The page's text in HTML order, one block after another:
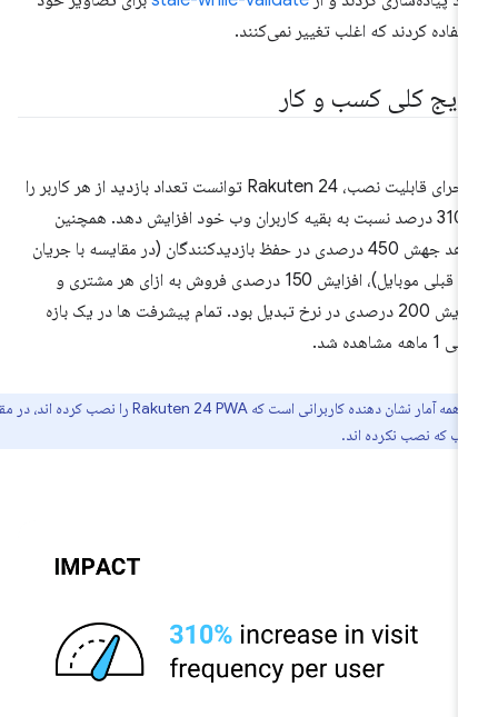
کردند که اغلب تغییر نمی‌کنند.
کلی کسب و کار
با اجرای قابلیت نصب، Rakuten 24 توانست تعداد بازدید از هر کاربر را
تا 310 درصد نسبت به بقیه کاربران وب خود افزایش دهد. همچنین
شاهد جهش 450 درصدی در حفظ بازدیدکنندگان (در مقایسه با جریان
وب قبلی موبایل)، افزایش 150 درصدی فروش به ازای هر مشتری و
افزایش 200 درصدی در نرخ تبدیل بود. تمام پیشرفت ها در یک بازه
همه آمار نشان دهنده کاربرانی است که Rakuten 24 PWA را نصب کرده اند، در مقایسه
وب که نصب نکرده اند.